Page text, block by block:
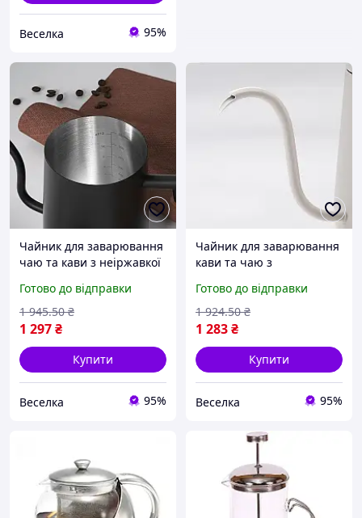
Веселка 95%
Чайник для заварювання
чаю та кави з неіржавкої
носиком і дерев'яною
ручкою SPICY
Готово до відправки
1 297₴
1 945.50 ₴
Купити
Веселка 95%
Чайник для заварювання
кави та чаю з
довгим носиком і
дерев'яною ручкою 600
мл BROWN
Готово до відправки
1 283₴
1 924.50 ₴
Купити
Веселка 95%